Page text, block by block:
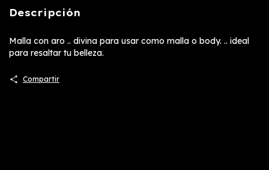
Descripción
Malla con aro .. divina para usar como malla o body. .. ideal
para resaltar tu belleza.
Compartir